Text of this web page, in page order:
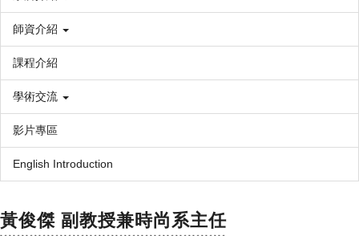
師資介紹
課程介紹
學術交流
影片專區
English Introduction
黃俊傑 副教授兼時尚系主任